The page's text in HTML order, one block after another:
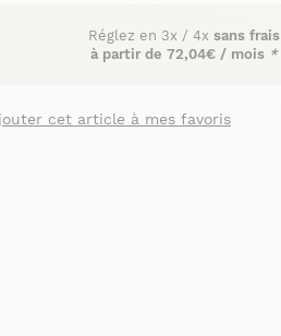
Réglez en 3x / 4x sans frais
à partir de 72,04€ / mois *
cet article à mes favoris